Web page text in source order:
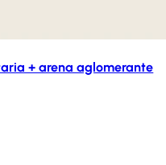
+ arena aglomerante